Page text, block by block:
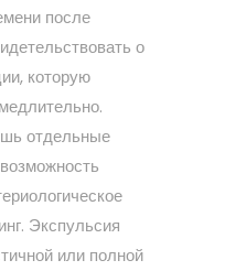
после
о
которую
отдельные
Экспульсия
или полной